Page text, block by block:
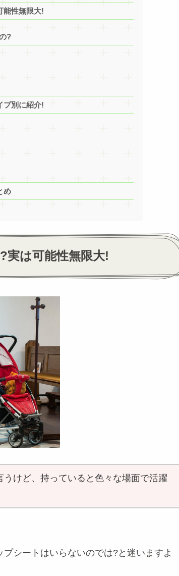
能性無限大!
?
プ別に紹介!
め
実は可能性無限大!
けど、持っていると色々な場面で活躍
シートはいらないのでは?と迷いますよ